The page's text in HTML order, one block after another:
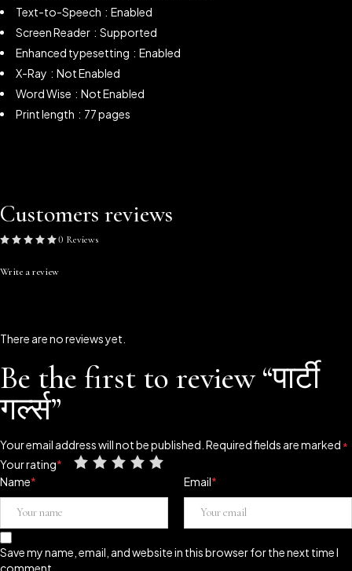
Text-to-Speech ‏ : ‎ Enabled
Screen Reader ‏ : ‎ Supported
Enhanced typesetting ‏ : ‎ Enabled
X-Ray ‏ : ‎ Not Enabled
Word Wise ‏ : ‎ Not Enabled
Print length ‏ : ‎ 77 pages
Customers reviews
0 Reviews
Write a review
There are no reviews yet.
Be the first to review “पार्टी
गर्ल्स”
Your email address will not be published. Required fields are marked *
Your rating*
Name* Email*
Save my name, email, and website in this browser for the next time I
comment.